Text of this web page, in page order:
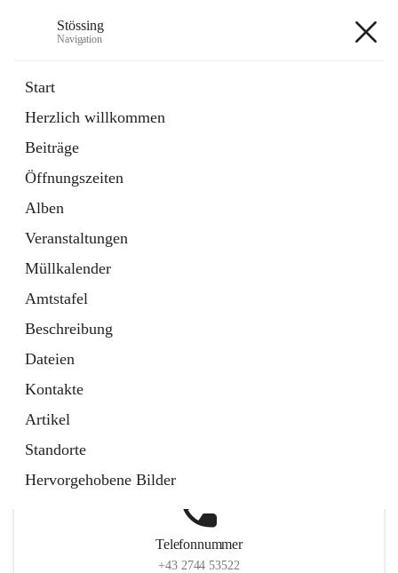
Stössing
Navigation
Start
Herzlich willkommen
Beiträge
Öffnungszeiten
Alben
Veranstaltungen
Müllkalender
Amtstafel
Beschreibung
Dateien
Kontakte
Artikel
Standorte
Hervorgehobene Bilder
Datei
in
Tab
Kindergarten
öffnet
in
neuem
Tab
Telefonnummer
+43 2744 53522